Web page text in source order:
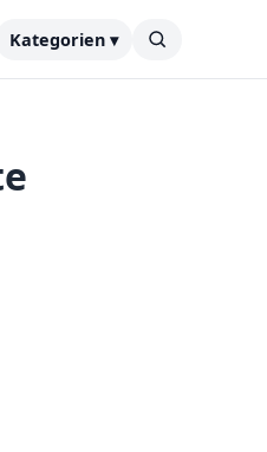
Kategorien ▾